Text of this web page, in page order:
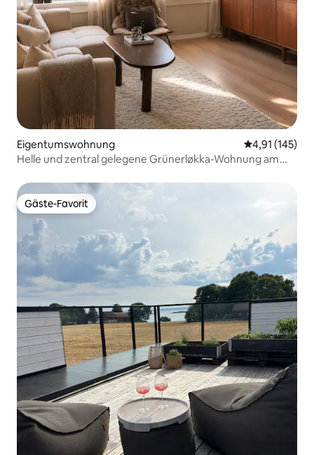
Eigentumswohnung
4,91 (145)
Helle und zentral gelegene Grünerløkka-Wohnung am
Gäste-Favorit
Gäste-Favorit